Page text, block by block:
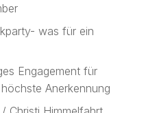
was für ein
Engagement für
Anerkennung